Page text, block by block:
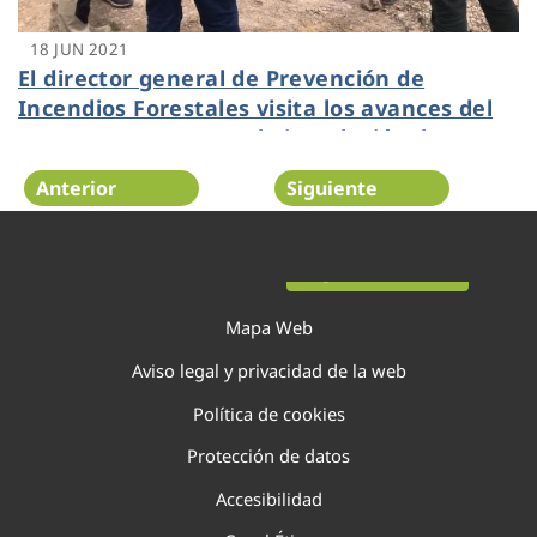
18 JUN 2021
El director general de Prevención de
Incendios Forestales visita los avances del
proyecto GUARDIAN, la instalación de
defensa contra incendios forestales más
grande de Europa
Anterior Siguiente
Mapa Web
Aviso legal y privacidad de la web
Política de cookies
Protección de datos
Accesibilidad